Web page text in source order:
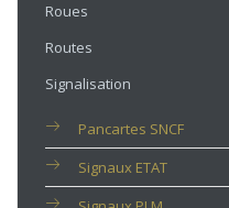
Roues
Routes
Signalisation
Pancartes SNCF
Signaux ETAT